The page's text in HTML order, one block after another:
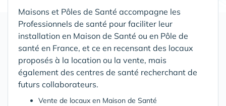
Maisons et Pôles de Santé accompagne les
Professionnels de santé pour faciliter leur
installation en Maison de Santé ou en Pôle de
santé en France, et ce en recensant des locaux
proposés à la location ou la vente, mais
également des centres de santé recherchant de
futurs collaborateurs.
Vente de locaux en Maison de Santé